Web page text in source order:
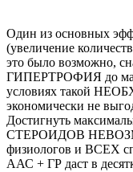
Один из основных
(увеличение
это было возможно,
ГИПЕРТРОФИЯ до
условиях такой
экономически не
Достигнуть
СТЕРОИДОВ
физиологов и ВСЕХ
ААС + ГР даст в